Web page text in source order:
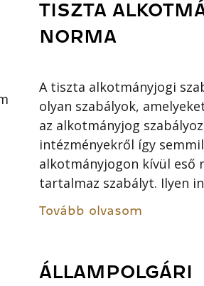
TISZTA
NORMA
A tiszta alkotmányjogi
olyan szabályok,
az alkotmányjog
intézményekről így
alkotmányjogon kívül eső
tartalmaz szabályt. Ilyen
Tovább olvasom
ÁLLAMPOLGÁRI